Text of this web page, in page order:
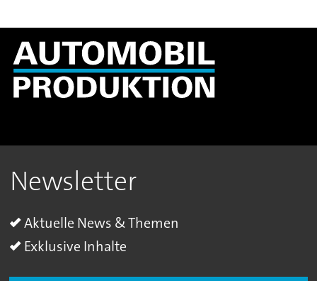
Newsletter
Aktuelle News & Themen
Exklusive Inhalte